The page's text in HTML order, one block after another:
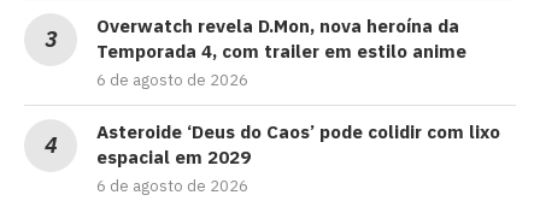
Overwatch revela D.Mon, nova heroína da
Temporada 4, com trailer em estilo anime
6 de agosto de 2026
Asteroide ‘Deus do Caos’ pode colidir com lixo
espacial em 2029
6 de agosto de 2026